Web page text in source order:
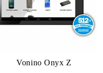
Vonino Onyx Z